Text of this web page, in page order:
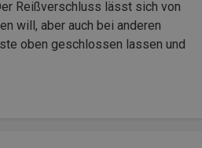
Reißverschluss lässt sich von
will, aber auch bei anderen
oben geschlossen lassen und